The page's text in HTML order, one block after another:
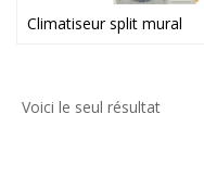
Climatiseur split mural
Voici le seul résultat